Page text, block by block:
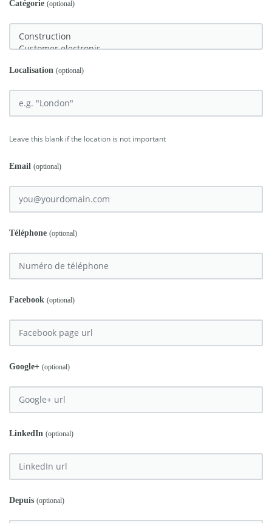
Catégorie (optional)
Localisation (optional)
Leave this blank if the location is not important
Email (optional)
Téléphone (optional)
Facebook (optional)
Google+ (optional)
LinkedIn (optional)
Depuis (optional)